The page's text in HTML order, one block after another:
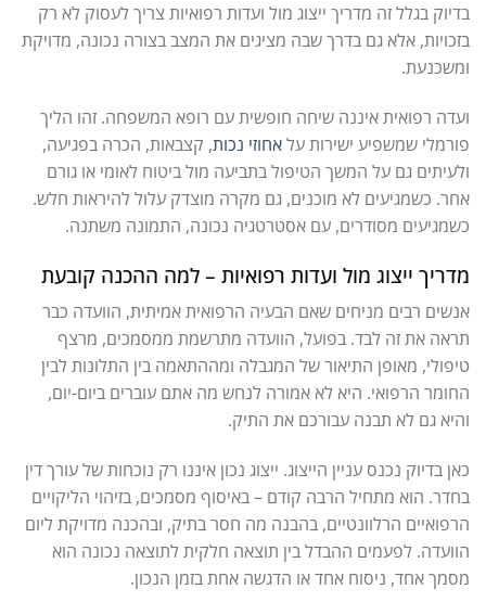
בדיוק בגלל זה מדריך ייצוג מול ועדות רפואיות צריך לעסוק לא רק
בזכויות, אלא גם בדרך שבה מציגים את המצב בצורה נכונה, מדויקת
ומשכנעת.
ועדה רפואית איננה שיחה חופשית עם רופא המשפחה. זהו הליך
פורמלי שמשפיע ישירות עלאחוזי נכות, קצבאות, הכרה בפגיעה,
ולעיתים גם על המשך הטיפול בתביעה מול ביטוח לאומי או גורם
אחר. כשמגיעים לא מוכנים, גם מקרה מוצדק עלול להיראות חלש.
כשמגיעים מסודרים, עם אסטרטגיה נכונה, התמונה משתנה.
מדריך ייצוג מול ועדות רפואיות – למה ההכנה קובעת
אנשים רבים מניחים שאם הבעיה הרפואית אמיתית, הוועדה כבר
תראה את זה לבד. בפועל, הוועדה מתרשמת ממסמכים, מרצף
טיפולי, מאופן התיאור של המגבלה ומההתאמה בין התלונות לבין
החומר הרפואי. היא לא אמורה לנחש מה אתם עוברים ביום-יום,
והיא גם לא תבנה עבורכם את התיק.
כאן בדיוק נכנס עניין הייצוג. ייצוג נכון איננו רק נוכחות של עורך דין
בחדר. הוא מתחיל הרבה קודם – באיסוף מסמכים, בזיהוי הליקויים
הרפואיים הרלוונטיים, בהבנה מה חסר בתיק, ובהכנה מדויקת ליום
הוועדה. לפעמים ההבדל בין תוצאה חלקית לתוצאה נכונה הוא
מסמך אחד, ניסוח אחד או הדגשה אחת בזמן הנכון.